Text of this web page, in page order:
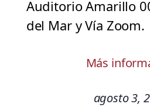
Auditorio Amarillo
del Mar y Vía Zoom.
Más
agosto 3,